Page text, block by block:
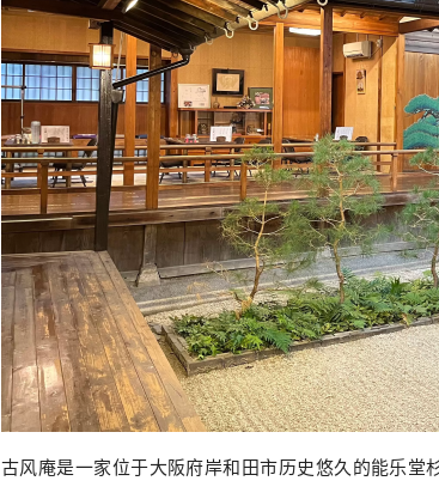
古风庵是一家位于大阪府岸和田市历史悠久的能乐堂